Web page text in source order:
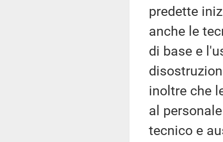
predette
anche le
di base e
inoltre che
al
tecnico e